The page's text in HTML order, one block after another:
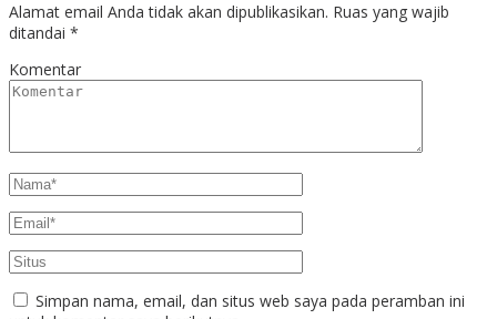
Alamat email Anda tidak akan dipublikasikan. Ruas yang wajib
ditandai *
Komentar
Simpan nama, email, dan situs web saya pada peramban ini